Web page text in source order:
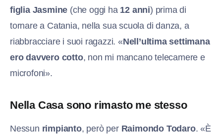
figlia Jasmine (che oggi ha12 anni) prima di
tornare a Catania, nella sua scuola di danza, a
riabbracciare i suoi ragazzi. «Nell’ultima settimana
ero davvero cotto, non mi mancano telecamere e
microfoni».
Nella Casa sono rimasto me stesso
Nessun rimpianto, però per Raimondo Todaro. «È